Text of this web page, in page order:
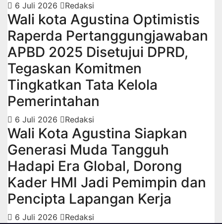
6 Juli 2026 Redaksi
Wali kota Agustina Optimistis
Raperda Pertanggungjawaban
APBD 2025 Disetujui DPRD,
Tegaskan Komitmen
Tingkatkan Tata Kelola
Pemerintahan
6 Juli 2026 Redaksi
Wali Kota Agustina Siapkan
Generasi Muda Tangguh
Hadapi Era Global, Dorong
Kader HMI Jadi Pemimpin dan
Pencipta Lapangan Kerja
6 Juli 2026 Redaksi